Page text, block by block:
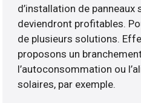
d’installation de
deviendront profitables.
de plusieurs solutions.
proposons un
l’autoconsommation ou
solaires, par exemple.